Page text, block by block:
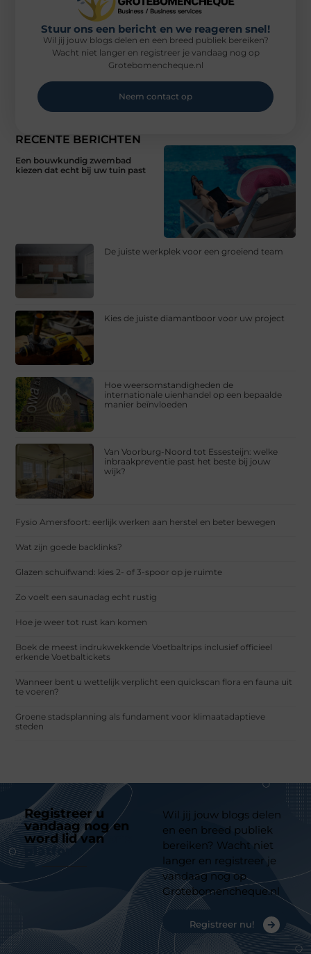
RECENTE BERICHTEN
Een bouwkundig zwembad
kiezen dat echt bij uw tuin past
De juiste werkplek voor een groeiend team
Kies de juiste diamantboor voor uw project
Hoe weersomstandigheden de
internationale uienhandel op een bepaalde
manier beïnvloeden
Van Voorburg-Noord tot Essesteijn: welke
inbraakpreventie past het beste bij jouw
wijk?
Fysio Amersfoort: eerlijk werken aan herstel en beter bewegen
Wat zijn goede backlinks?
Glazen schuifwand: kies 2- of 3-spoor op je ruimte
Zo voelt een saunadag echt rustig
Hoe je weer tot rust kan komen
Boek de meest indrukwekkende Voetbaltrips inclusief officieel
erkende Voetbaltickets
Wanneer bent u wettelijk verplicht een quickscan flora en fauna uit
te voeren?
Groene stadsplanning als fundament voor klimaatadaptieve
steden
Stuur ons een bericht en we reageren snel!
Wil jij jouw blogs delen en een breed publiek bereiken?
Wacht niet langer en registreer je vandaag nog op
Grotebomencheque.nl
Neem contact op
Registreer u
vandaag nog en
word lid van
platform
Wil jij jouw blogs delen
en een breed publiek
bereiken? Wacht niet
langer en registreer je
vandaag nog op
Grotebomencheque.nl
Registreer nu!